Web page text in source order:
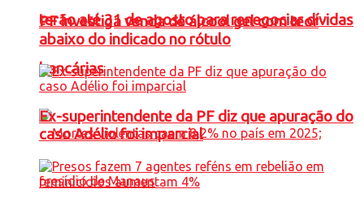
terão até 31 de agosto para renegociar dívidas
bancárias
PF investiga venda de álcool gel com teor
abaixo do indicado no rótulo
Ex-superintendente da PF diz que apuração do
caso Adélio foi imparcial